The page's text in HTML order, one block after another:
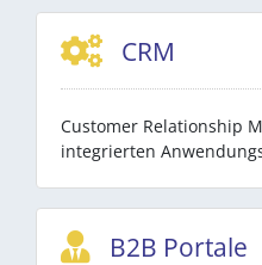
CRM
Customer Relationship
integrierten
B2B Portale